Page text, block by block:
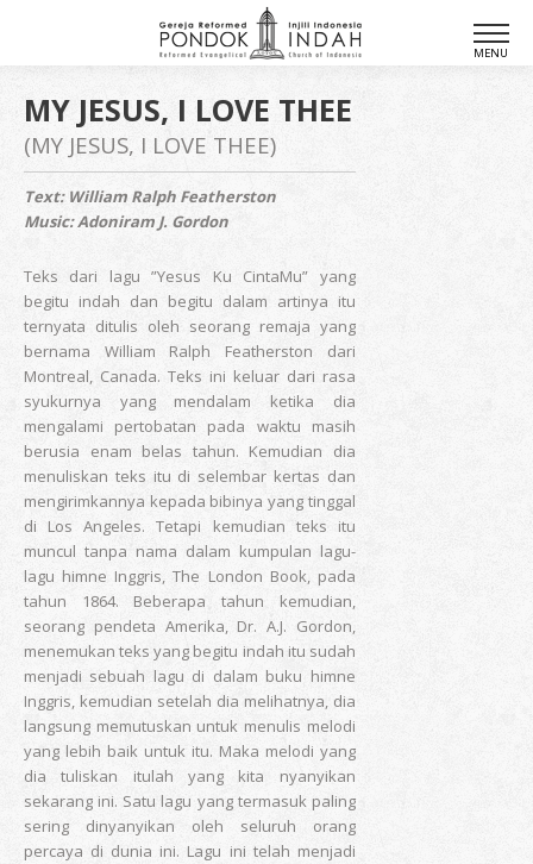
MY JESUS, I LOVE THEE
(MY JESUS, I LOVE THEE)
Text: William Ralph Featherston
Music: Adoniram J. Gordon
Teks dari lagu ”Yesus Ku CintaMu” yang
begitu indah dan begitu dalam artinya itu
ternyata ditulis oleh seorang remaja yang
bernama William Ralph Featherston dari
Montreal, Canada. Teks ini keluar dari rasa
syukurnya yang mendalam ketika dia
mengalami pertobatan pada waktu masih
berusia enam belas tahun. Kemudian dia
menuliskan teks itu di selembar kertas dan
mengirimkannya kepada bibinya yang tinggal
di Los Angeles. Tetapi kemudian teks itu
muncul tanpa nama dalam kumpulan lagu-
lagu himne Inggris, The London Book, pada
tahun 1864. Beberapa tahun kemudian,
seorang pendeta Amerika, Dr. A.J. Gordon,
menemukan teks yang begitu indah itu sudah
menjadi sebuah lagu di dalam buku himne
Inggris, kemudian setelah dia melihatnya, dia
langsung memutuskan untuk menulis melodi
yang lebih baik untuk itu. Maka melodi yang
dia tuliskan itulah yang kita nyanyikan
sekarang ini. Satu lagu yang termasuk paling
sering dinyanyikan oleh seluruh orang
percaya di dunia ini. Lagu ini telah menjadi